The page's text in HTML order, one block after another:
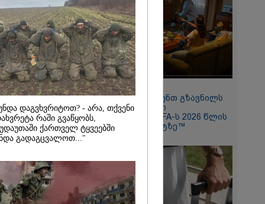
და ბებია
კი
გახსნა
11:13 / 05-08-2026
Hisense წარმოგიდგენთ გზავნილს
"ინოვაციები უკეთესი
ცხოვრებისათვის" FIFA-ს 2026 წლის
მსოფლიო ჩემპიონატზე™
დაგვხვრიტოთ? - არა, თქვენი
რაში გვაწყობს,
ქართველ ტყვეებში
გადაგცვალოთ..."